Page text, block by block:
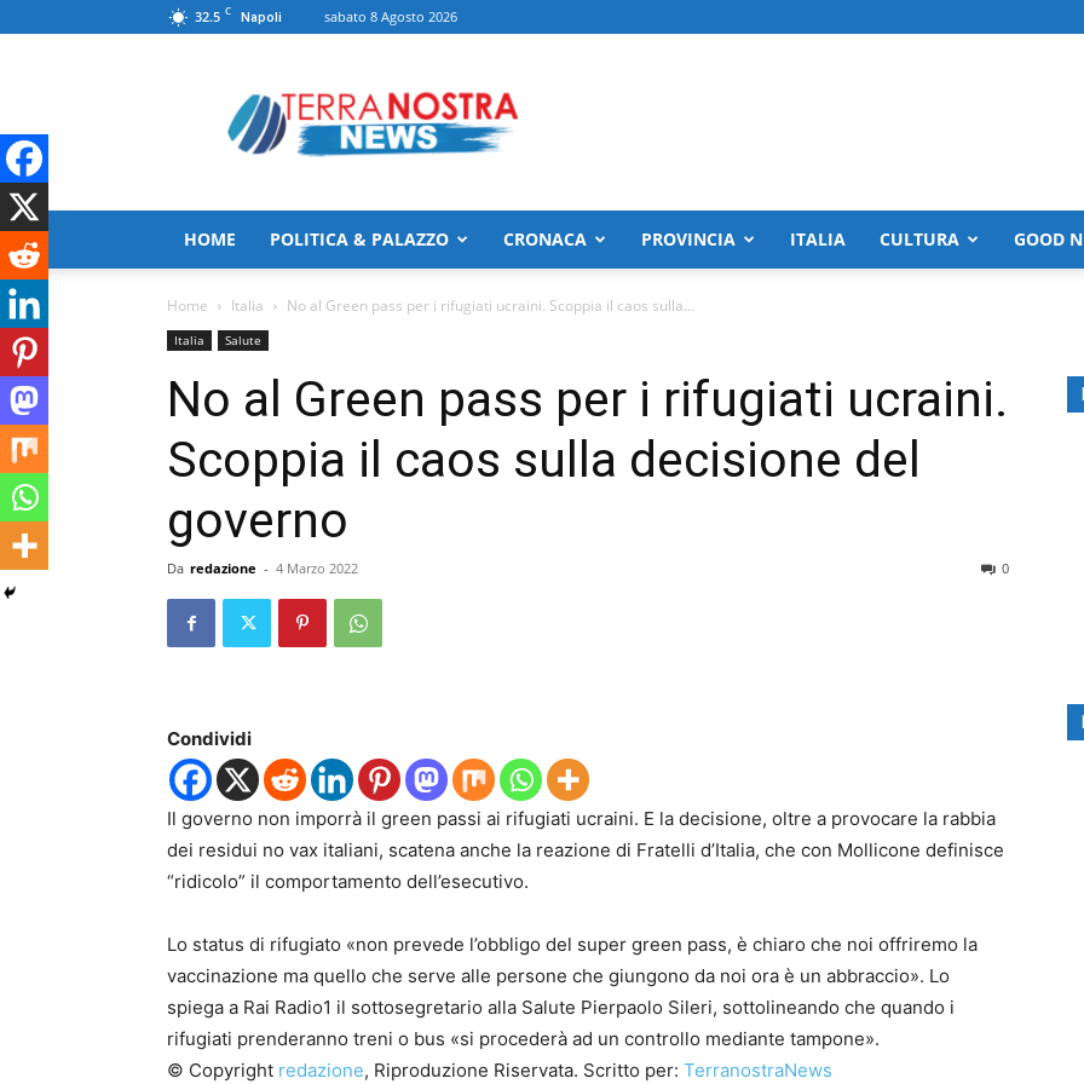
32.5 C Napoli sabato 8 Agosto 2026
HOME POLITICA & PALAZZO CRONACA PROVINCIA ITALIA CULTURA GOOD
Home Italia No al Green pass per i rifugiati ucraini. Scoppia il caos sulla...
Italia Salute
No al Green pass per i rifugiati ucraini.
Scoppia il caos sulla decisione del
governo
Da redazione - 4 Marzo 2022 0
Condividi
Il governo non imporrà il green passi ai rifugiati ucraini. E la decisione, oltre a provocare la rabbia
dei residui no vax italiani, scatena anche la reazione di Fratelli d’Italia, che con Mollicone definisce
“ridicolo” il comportamento dell’esecutivo.
Lo status di rifugiato «non prevede l’obbligo del super green pass, è chiaro che noi offriremo la
vaccinazione ma quello che serve alle persone che giungono da noi ora è un abbraccio». Lo
spiega a Rai Radio1 il sottosegretario alla Salute Pierpaolo Sileri, sottolineando che quando i
rifugiati prenderanno treni o bus «si procederà ad un controllo mediante tampone».
© Copyright redazione, Riproduzione Riservata. Scritto per: TerranostraNews